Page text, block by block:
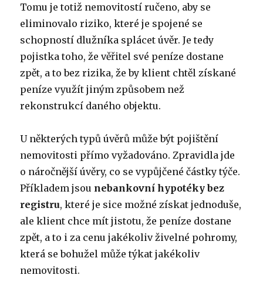
Tomu je totiž nemovitostí ručeno, aby se
eliminovalo riziko, které je spojené se
schopností dlužníka splácet úvěr. Je tedy
pojistka toho, že věřitel své peníze dostane
zpět, a to bez rizika, že by klient chtěl získané
peníze využít jiným způsobem než
rekonstrukcí daného objektu.
U některých typů úvěrů může být pojištění
nemovitosti přímo vyžadováno. Zpravidla jde
o náročnější úvěry, co se vypůjčené částky týče.
Příkladem jsou nebankovní hypotéky bez
registru, které je sice možné získat jednoduše,
ale klient chce mít jistotu, že peníze dostane
zpět, a to i za cenu jakékoliv živelné pohromy,
která se bohužel může týkat jakékoliv
nemovitosti.